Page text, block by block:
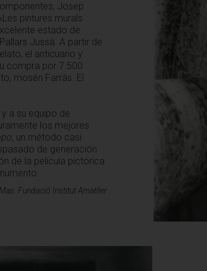
Josep
pintures murals
estado de
Jussà. A partir de
el anticuario y
compra por 7.500
mosén Farràs. El
a su equipo de
los mejores
, un método casi
de generación
de la película pictórica
Fundació Institut Amatller